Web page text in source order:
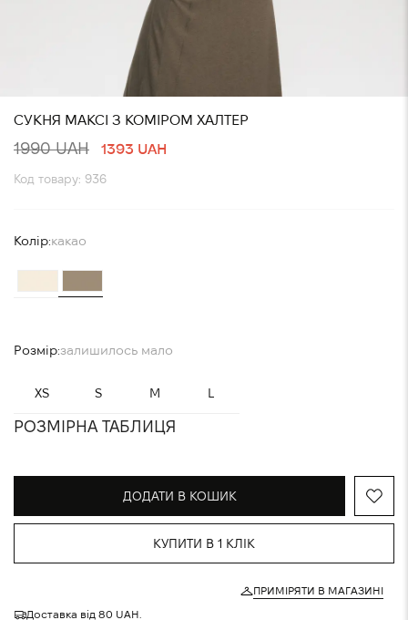
СУКНЯ МАКСІ З КОМІРОМ ХАЛТЕР
1990 UAH 1393 UAH
Код товару: 936
Колір:какао
Розмір:залишилось мало
XS S M L
РОЗМІРНА ТАБЛИЦЯ
ДОДАТИ В КОШИК
КУПИТИ В 1 КЛІК
ПРИМІРЯТИ В МАГАЗИНІ
Доставка від 80 UAH.